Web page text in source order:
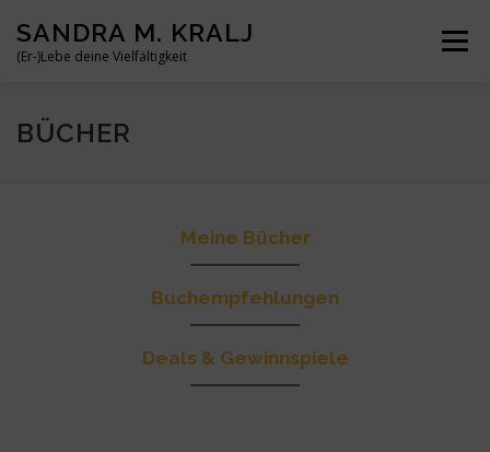
Inhalt
springen
SANDRA M. KRALJ
(Er-)Lebe deine Vielfältigkeit
Menü
HOME ÜBER MICH
BÜCHER
Meine Bücher
Buchempfehlungen
Deals & Gewinnspiele